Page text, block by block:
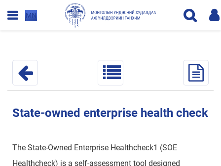
MN
State-owned enterprise health check
The State-Owned Enterprise Healthcheck1 (SOE
Healthcheck) is a self-assessment tool designed